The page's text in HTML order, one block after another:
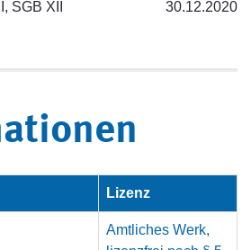
SGB XII
30.12.2020
Lizenz
Amtliches Werk,